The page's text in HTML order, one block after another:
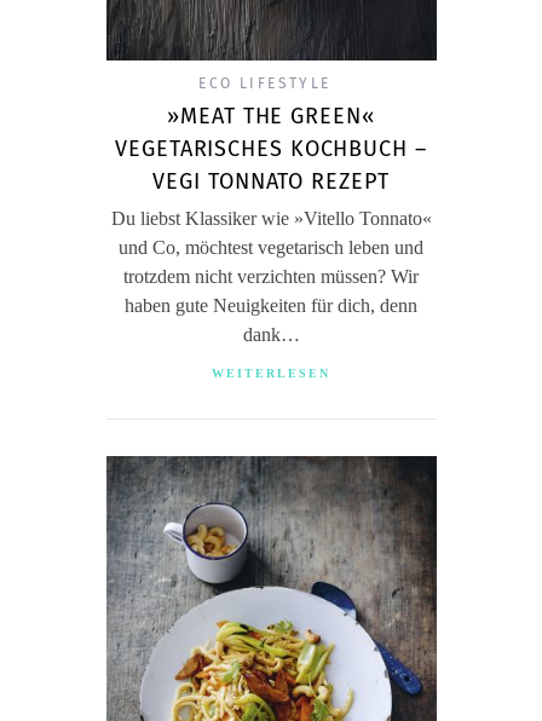
ECO LIFESTYLE
»MEAT THE GREEN«
VEGETARISCHES KOCHBUCH –
VEGI TONNATO REZEPT
Du liebst Klassiker wie »Vitello Tonnato«
und Co, möchtest vegetarisch leben und
trotzdem nicht verzichten müssen? Wir
haben gute Neuigkeiten für dich, denn
dank…
WEITERLESEN